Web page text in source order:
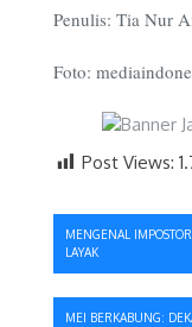
Penulis: Tia Nur
Foto:
Post Views:
Navigasi
pos
MENGENAL
LAYAK
MEI BERKABUNG: